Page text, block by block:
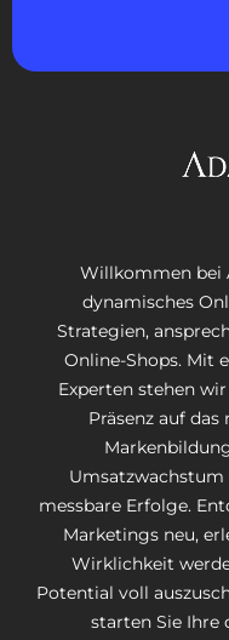
Willkommen bei
dynamisches
Strategien,
Online-Shops. Mit
Experten stehen
Präsenz auf das
Umsatzwachstum
messbare Erfolge.
Marketings neu,
Wirklichkeit
Potential voll
starten Sie Ihre